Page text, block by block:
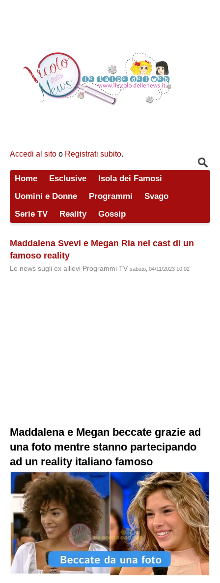
Accedi al sito o Registrati subito.
Home Esclusive
Isola dei Famosi
Uomini e Donne
Programmi
Svago
Serie TV
Reality Gossip
Maddalena Svevi e Megan Ria nel cast di un
famoso reality
Le news sugli ex allievi Programmi TV sabato, 04/11/2023 10:02
Maddalena e Megan beccate grazie ad
una foto mentre stanno partecipando
ad un reality italiano famoso